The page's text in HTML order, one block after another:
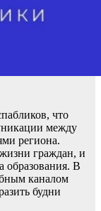
что
между
региона.
граждан, и
образования. В
каналом
будни